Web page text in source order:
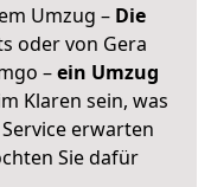
Umzug – Die
oder von Gera
–ein Umzug
Klaren sein, was
erwarten
Sie dafür